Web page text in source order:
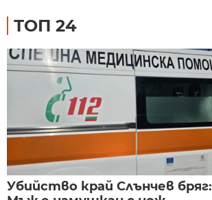
ТОП 24
Убийство край Слънчев бряг: